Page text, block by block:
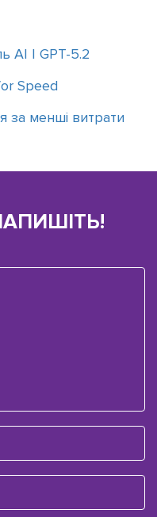
АІ | GPT-5.2
Speed
за менші витрати